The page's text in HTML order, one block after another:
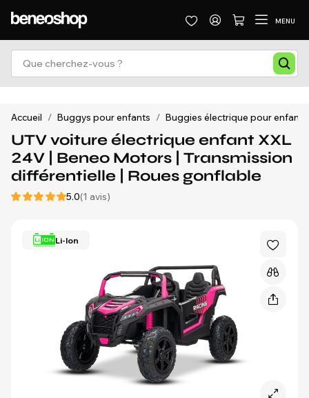
MENU
Accueil / Buggys pour enfants / Buggies électrique pour enfants
UTV voiture électrique enfant XXL
24V | Beneo Motors | Transmission
différentielle | Roues gonflable
5.0(1 avis)
Li-Ion